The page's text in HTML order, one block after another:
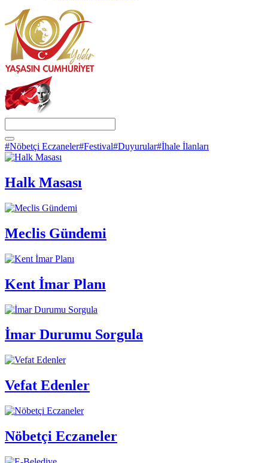
#Nöbetçi Eczaneler#Festival#Duyurular#İhale İlanları
Halk Masası
Meclis Gündemi
Kent İmar Planı
İmar Durumu Sorgula
Vefat Edenler
Nöbetçi Eczaneler